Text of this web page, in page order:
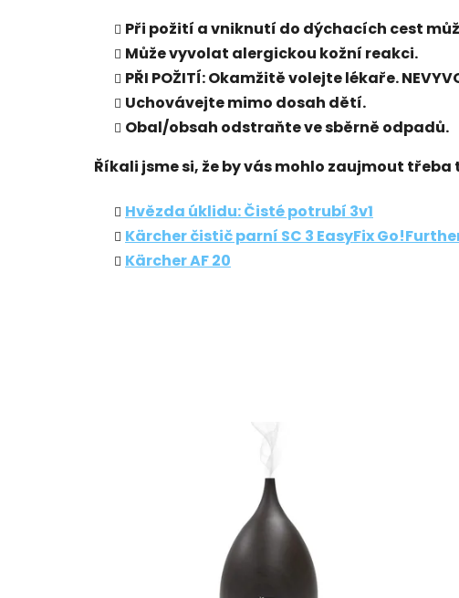
Při požití a vniknutí do dýchacích cest
Může vyvolat alergickou kožní reakci.
PŘI POŽITÍ: Okamžitě volejte lékaře.
Uchovávejte mimo dosah dětí.
Obal/obsah odstraňte ve sběrně odpadů.
Říkali jsme si, že by vás mohlo zaujmout třeba
Hvězda úklidu: Čisté potrubí 3v1
Kärcher čistič parní SC 3 EasyFix
Kärcher AF 20